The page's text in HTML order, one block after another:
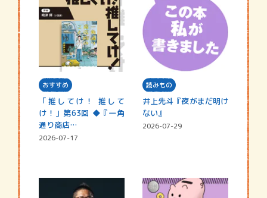
おすすめ
「推してけ！ 推して
け！」第63回 ◆『一角
通り商店…
2026-07-17
読みもの
井上先斗『夜がまだ明け
ない』
2026-07-29